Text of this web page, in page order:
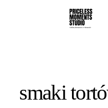
smaki